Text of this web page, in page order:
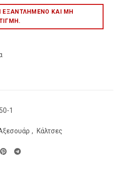
ΕΞΑΝΤΛΗΜΈΝΟ ΚΑΙ ΜΉ
1
, Κάλτσες